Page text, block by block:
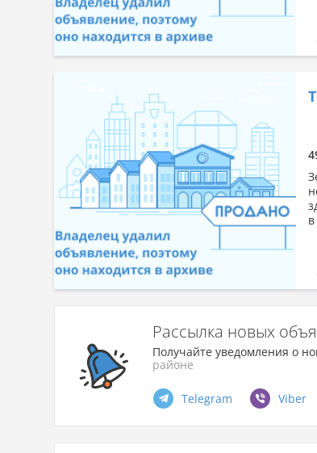
Рассылка новых
Получайте уведомления о
районе
Telegram Viber